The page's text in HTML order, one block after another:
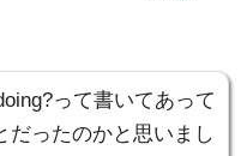
って書いてあって
だったのかと思いまし